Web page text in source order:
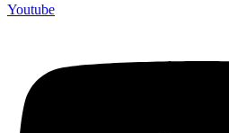
Youtube